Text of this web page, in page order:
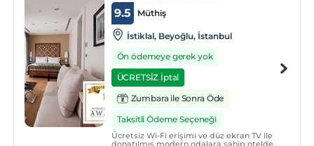
Müthiş
9.5
İstiklal, Beyoğlu, İstanbul
Ön ödemeye gerek yok
ÜCRETSİZ İptal
Zumbara ile Sonra Öde
Taksitli Ödeme Seçeneği
Ücretsiz Wi-Fi erişimi ve düz ekran TV ile
donatılmış modern odalara sahip otelde